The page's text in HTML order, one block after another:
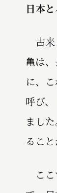
日本
古来
亀は
に、
呼び
まし
るこ
ここ